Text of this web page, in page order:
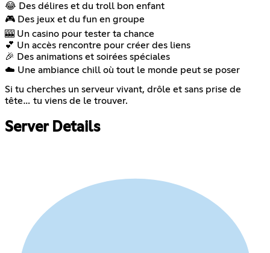
😂 Des délires et du troll bon enfant
🎮 Des jeux et du fun en groupe
🎰 Un casino pour tester ta chance
💕 Un accès rencontre pour créer des liens
🎉 Des animations et soirées spéciales
☁️ Une ambiance chill où tout le monde peut se poser
Si tu cherches un serveur vivant, drôle et sans prise de
tête… tu viens de le trouver.
Server Details